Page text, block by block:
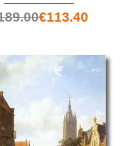
€113.40